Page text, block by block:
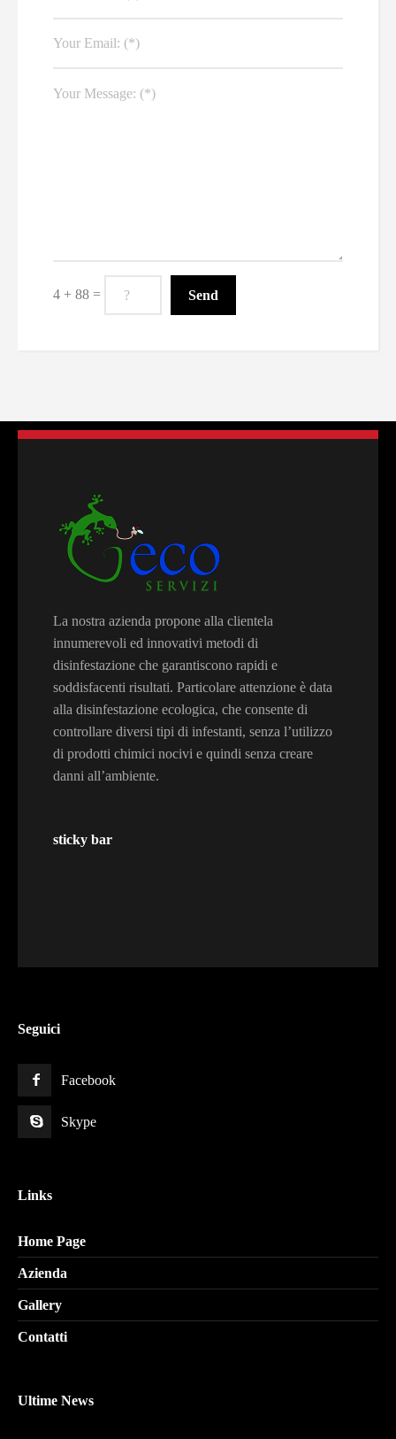
4 + 88 =
La nostra azienda propone alla clientela
innumerevoli ed innovativi metodi di
disinfestazione che garantiscono rapidi e
soddisfacenti risultati. Particolare attenzione è data
alla disinfestazione ecologica, che consente di
controllare diversi tipi di infestanti, senza l’utilizzo
di prodotti chimici nocivi e quindi senza creare
danni all’ambiente.
sticky bar
Seguici
Facebook
Skype
Links
Home Page
Azienda
Gallery
Contatti
Ultime News